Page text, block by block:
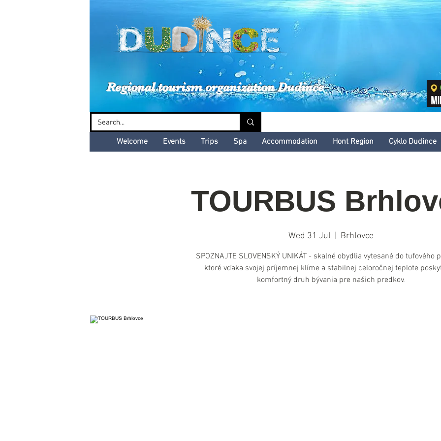
Dudinské kultúrne leto
Regional tourism organization Dudince
Welcome Events Trips Spa Accommodation Hont Region Cyklo Dudince
TOURBUS
Wed 31 Jul Brhlovce
SPOZNAJTE SLOVENSKÝ UNIKÁT - skalné obydlia vytesané do tufového
ktoré vďaka svojej príjemnej klíme a stabilnej celoročnej teplote
komfortný druh bývania pre našich predkov.